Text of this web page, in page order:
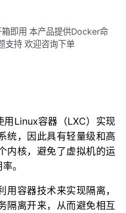
即用 本产品提供Docker命
支持 欢迎咨询下单
Linux容器（LXC）实现
统，因此具有轻量级和高
内核，避免了虚拟机的运
。
容器技术来实现隔离，
隔离开来，从而避免相互